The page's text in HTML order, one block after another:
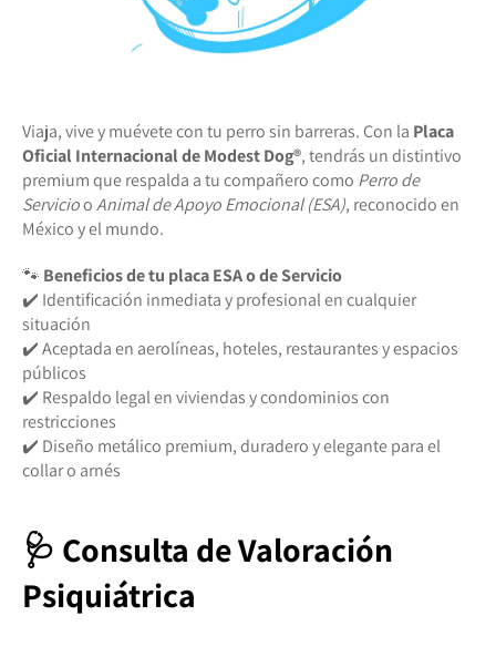
Viaja, vive y muévete con tu perro sin barreras. Con la Placa
Oficial Internacional de Modest Dog®️, tendrás un distintivo
premium que respalda a tu compañero como Perro de
ServiciooAnimal de Apoyo Emocional (ESA), reconocido en
México y el mundo.
🐾 Beneficios de tu placa ESA o de Servicio
✔️ Identificación inmediata y profesional en cualquier
situación
✔️ Aceptada en aerolíneas, hoteles, restaurantes y espacios
públicos
✔️ Respaldo legal en viviendas y condominios con
restricciones
✔️ Diseño metálico premium, duradero y elegante para el
collar o arnés
🩺 Consulta de Valoración
Psiquiátrica